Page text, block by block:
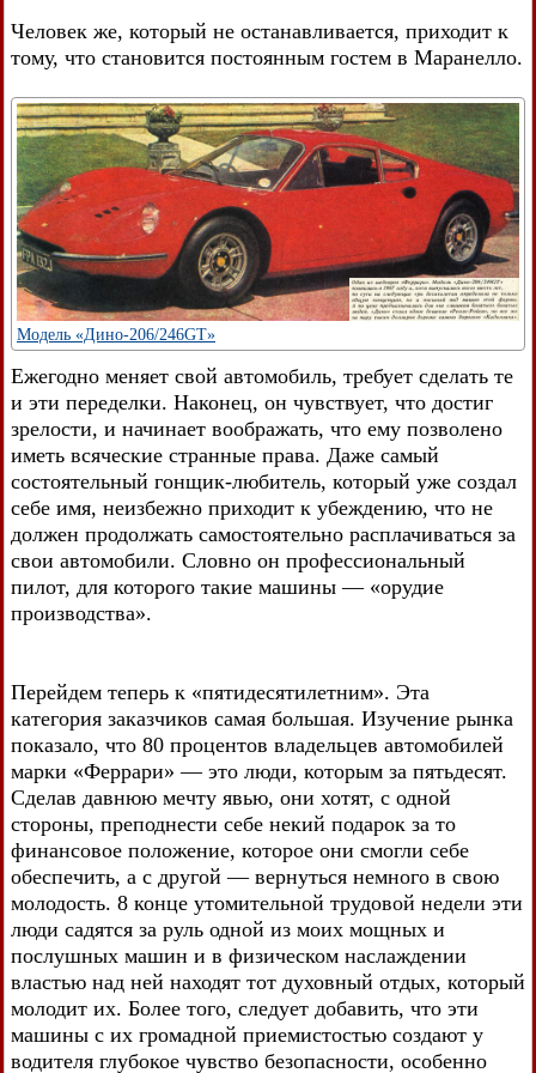
Человек же, который не останавливается, приходит к
тому, что становится постоянным гостем в Маранелло.
Модель «Дино-206/246GT»
Ежегодно меняет свой автомобиль, требует сделать те
и эти переделки. Наконец, он чувствует, что достиг
зрелости, и начинает воображать, что ему позволено
иметь всяческие странные права. Даже самый
состоятельный гонщик-любитель, который уже создал
себе имя, неизбежно приходит к убеждению, что не
должен продолжать самостоятельно расплачиваться за
свои автомобили. Словно он профессиональный
пилот, для которого такие машины — «орудие
производства».
Перейдем теперь к «пятидесятилетним». Эта
категория заказчиков самая большая. Изучение рынка
показало, что 80 процентов владельцев автомобилей
марки «Феррари» — это люди, которым за пятьдесят.
Сделав давнюю мечту явью, они хотят, с одной
стороны, преподнести себе некий подарок за то
финансовое положение, которое они смогли себе
обеспечить, а с другой — вернуться немного в свою
молодость. 8 конце утомительной трудовой недели эти
люди садятся за руль одной из моих мощных и
послушных машин и в физическом наслаждении
властью над ней находят тот духовный отдых, который
молодит их. Более того, следует добавить, что эти
машины с их громадной приемистостью создают у
водителя глубокое чувство безопасности, особенно